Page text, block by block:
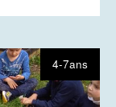
4-7ans